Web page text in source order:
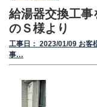
給湯器交換工事
のＳ様より
工事日： 2023/01/09 お客
事…